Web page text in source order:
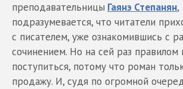
преподавательницы Гаянэ Степанян,
подразумевается, что читатели
с писателем, уже ознакомившись с
сочинением. Но на сей раз правилом
поступиться, потому что роман
продажу. И, судя по огромной